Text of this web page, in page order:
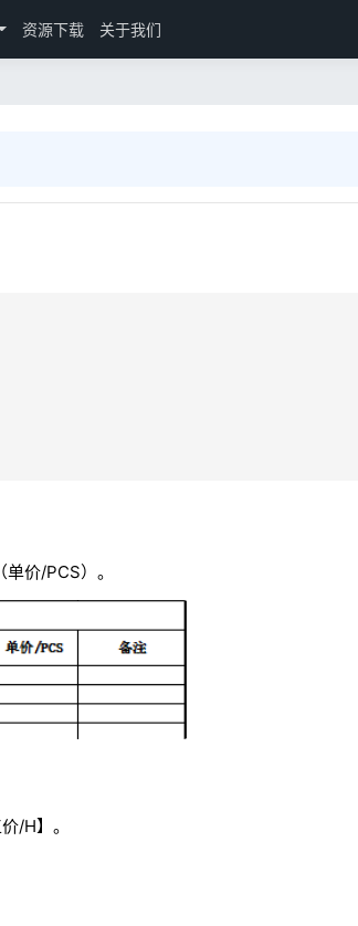
资源下载 关于我们
价/PCS）。
/H】。